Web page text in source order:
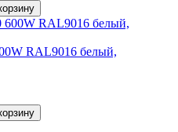
RAL9016 белый,